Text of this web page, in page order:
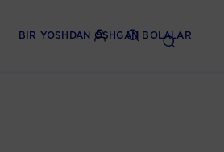
BIR YOSHDAN OSHGAN BOLALAR